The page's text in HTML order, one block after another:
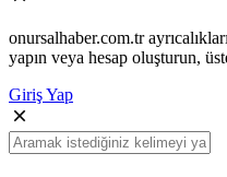
onursalhaber.com.tr
yapın veya hesap oluşturun,
Giriş Yap